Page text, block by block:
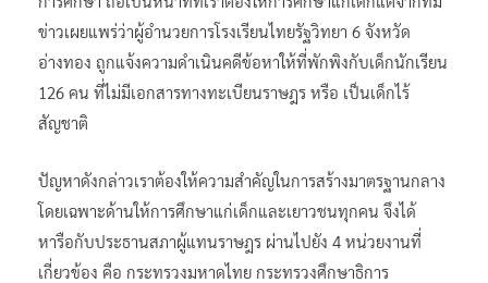
ข่าวเผยแพร่ว่าผู้อำนวยการโรงเรียนไทยรัฐวิทยา 6 จังหวัด
อ่างทอง ถูกแจ้งความดำเนินคดีข้อหาให้ที่พักพิงกับเด็กนักเรียน
126 คน ที่ไม่มีเอกสารทางทะเบียนราษฎร หรือ เป็นเด็กไร้
สัญชาติ
ปัญหาดังกล่าวเราต้องให้ความสำคัญในการสร้างมาตรฐานกลาง
โดยเฉพาะด้านให้การศึกษาแก่เด็กและเยาวชนทุกคน จึงได้
หารือกับประธานสภาผู้แทนราษฎร ผ่านไปยัง 4 หน่วยงานที่
เกี่ยวข้อง คือ กระทรวงมหาดไทย กระทรวงศึกษาธิการ